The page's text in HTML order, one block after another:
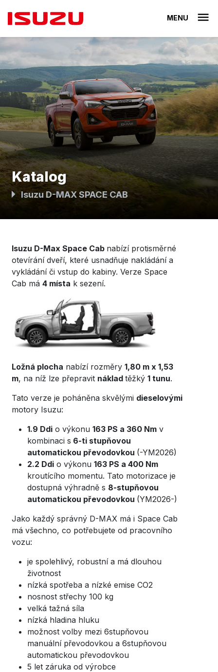
MENU
Katalog
Isuzu D-MAX SPACE CAB
Isuzu D-Max Space Cab nabízí protisměrné
otevírání dveří, které usnadňuje nakládání a
vykládání či vstup do kabiny. Verze Space
Cab má 4 místa k sezení.
Ložná plocha nabízí rozměry 1,80 m x 1,53
m, na níž lze přepravit náklad těžký 1 tunu.
Tato verze je poháněna skvělými dieselovými
motory Isuzu:
1.9 Ddi o výkonu 163 PS a 360 Nm v
kombinaci s 6-ti stupňovou
automatickou převodovkou (-YM2026)
2.2 Ddi o výkonu 163 PS a 400 Nm
kroutícího momentu. Tato motorizace je
dostupná výhradně s 8-stupňovou
automatickou převodovkou (YM2026-)
Jako každý správný D-MAX má i Space Cab
má všechno, co potřebujete od pracovního
vozu:
je spolehlivý, robustní a má dlouhou
životnost
nízká spotřeba a nízké emise CO2
nosnost střechy 100 kg
velká tažná síla
nízká hladina hluku
možnost volby mezi 6stupňovou
manuální převodovkou a 6stupňovou
automatickou převodovkou
5 let záruka od výrobce